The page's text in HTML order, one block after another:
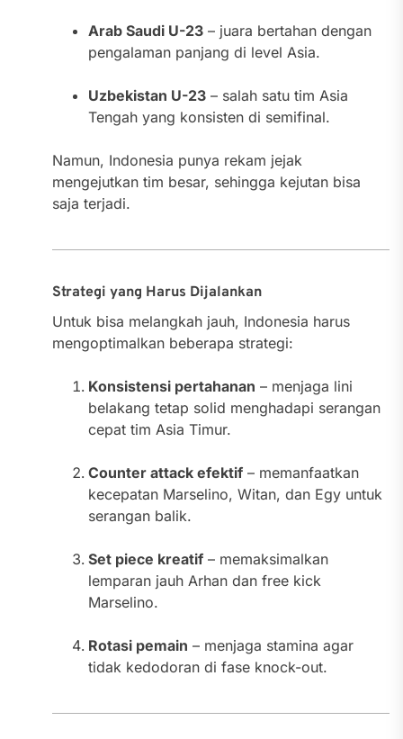
Arab Saudi U-23– juara bertahan dengan
pengalaman panjang di level Asia.
Uzbekistan U-23– salah satu tim Asia
Tengah yang konsisten di semifinal.
Namun, Indonesia punya rekam jejak
mengejutkan tim besar, sehingga kejutan bisa
saja terjadi.
Strategi yang Harus Dijalankan
Untuk bisa melangkah jauh, Indonesia harus
mengoptimalkan beberapa strategi:
Konsistensi pertahanan – menjaga lini
belakang tetap solid menghadapi serangan
cepat tim Asia Timur.
Counter attack efektif– memanfaatkan
kecepatan Marselino, Witan, dan Egy untuk
serangan balik.
Set piece kreatif– memaksimalkan
lemparan jauh Arhan dan free kick
Marselino.
Rotasi pemain – menjaga stamina agar
tidak kedodoran di fase knock-out.